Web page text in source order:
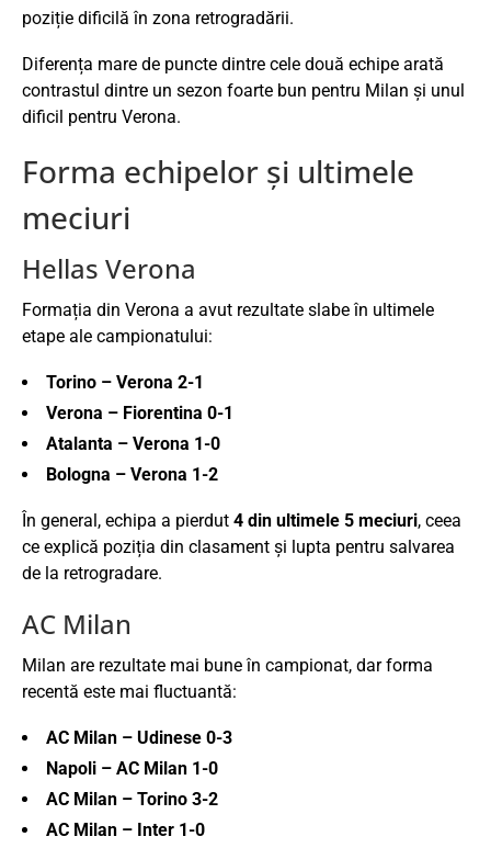
poziție dificilă în zona retrogradării.
Diferența mare de puncte dintre cele două echipe arată
contrastul dintre un sezon foarte bun pentru Milan și unul
dificil pentru Verona.
Forma echipelor și ultimele
meciuri
Hellas Verona
Formația din Verona a avut rezultate slabe în ultimele
etape ale campionatului:
Torino – Verona 2-1
Verona – Fiorentina 0-1
Atalanta – Verona 1-0
Bologna – Verona 1-2
În general, echipa a pierdut 4 din ultimele 5 meciuri, ceea
ce explică poziția din clasament și lupta pentru salvarea
de la retrogradare.
AC Milan
Milan are rezultate mai bune în campionat, dar forma
recentă este mai fluctuantă:
AC Milan – Udinese 0-3
Napoli – AC Milan 1-0
AC Milan – Torino 3-2
AC Milan – Inter 1-0